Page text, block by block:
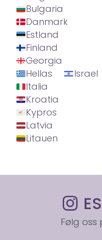
Bulgaria
Danmark
Estland
Finland
Georgia
Hellas
Israel
Italia
Kroatia
Kypros
Latvia
Litauen
Følg